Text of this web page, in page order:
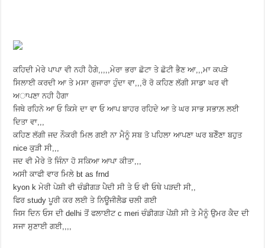
ਕਹਿਦੀ ਮੇਰੇ ਪਾਪਾ ਵੀ ਨਹੀ ਹੈਗੇ,,,,,ਮੇਰਾ ਭਰਾ ਛੋਟਾ ਤੇ ਛੋਟੀ ਭੈਣ ਆ,,,ਮਾ ਕਪੜੇ
ਸਿਲਾਈ ਕਰਦੀ ਆ ਤੇ ਮਸਾ ਗੁਜਾਰਾ ਹੁੰਦਾ ਵਾ,,,ਰੋ ਰੋ ਕਹਿਣ ਲੱਗੀ ਸਾਡਾ ਘਰ ਵੀ
ਅਾਪਣਾ ਨਹੀ ਹੈਗਾ
ਜਿਥੇ ਰਹਿਨੇ ਆ ਓ ਕਿਸੇ ਦਾ ਵਾ ਓ ਆਪ ਬਾਹਰ ਰਹਿਦੇ ਆ ਤੇ ਘਰ ਸਾਭ ਸਭਾਲ਼ ਲਈ
ਦਿਤਾ ਵਾ,,,
ਕਹਿਣ ਲੱਗੀ ਜਦ ਨੌਕਰੀ ਮਿਲ ਗਈ ਨਾ ਮੈਨੂੰ ਸਬ ਤੋ ਪਹਿਲਾ ਆਪਣਾ ਘਰ ਬਣੌੱਣਾ ਬਹੁਤ
nice ਕੁੜੀ ਸੀ,,,
ਜਦ ਵੀ ਮੇੇੇਰੇ ਤੋ ਜਿੰਨਾ ਹੋ ਸਕਿਆ ਆਪਾ ਕੀਤਾ,,,
ਅਸੀ ਕਾਫੀ ਵਾਰ ਮਿਲੇ bt as frnd
kyon k ਮੇਰੀ ਪੇਸ਼ੀ ਵੀ ਚੰਡੀਗੜ ਪੈਦੀ ਸੀ ਤੇ ਓ ਵੀ ਓਥੇ ਪੜਦੀ ਸੀ,,
ਫਿਰ study ਪੂਰੀ ਕਰ ਲਈ ਤੇ ਨਿਊਜੀਲੈਡ ਚਲੀ ਗਈ
ਜਿਸ ਦਿਨ ਓਸ ਦੀ delhi ਤੋਂ ਫਲਾਈਟ c meri ਚੰਡੀਗੜ ਪੇਂਸ਼ੀ ਸੀ ਤੇ ਮੈਨੂੰ ਉਮਰ ਕੈਦ ਦੀ
ਸਜਾ ਸੁਣਾਈ ਗਈ,,,,